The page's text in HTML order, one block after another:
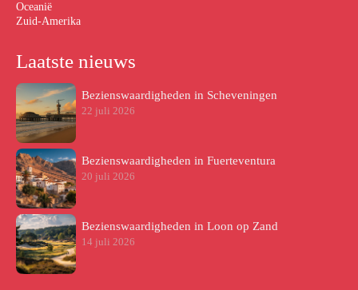
Oceanië
Zuid-Amerika
Laatste nieuws
Bezienswaardigheden in Scheveningen
22 juli 2026
Bezienswaardigheden in Fuerteventura
20 juli 2026
Bezienswaardigheden in Loon op Zand
14 juli 2026